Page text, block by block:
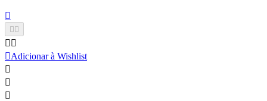


 
Adicionar à Wishlist


